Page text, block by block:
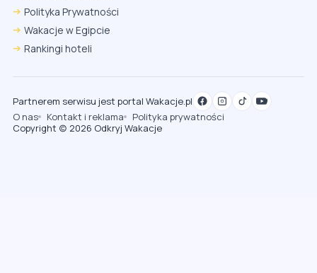
Polityka Prywatności
Wakacje w Egipcie
Rankingi hoteli
Partnerem serwisu jest portal Wakacje.pl
O nas
Kontakt i reklama
Polityka prywatności
Copyright (c) 2026 Odkryj Wakacje